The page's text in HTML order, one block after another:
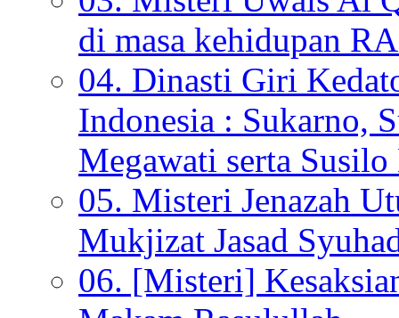
di masa kehidupan
04. Dinasti Giri
Indonesia : Sukarno,
Megawati serta
05. Misteri Jenazah
Mukjizat Jasad
06. [Misteri]